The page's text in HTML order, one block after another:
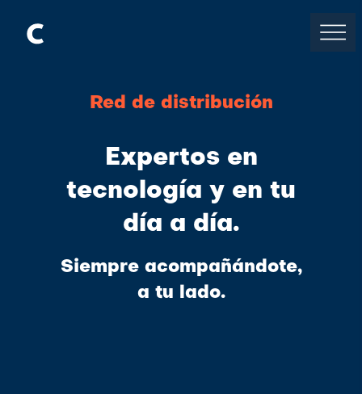
Red de distribución
Expertos en
tecnología y en tu
día a día.
Siempre acompañándote,
a tu lado.